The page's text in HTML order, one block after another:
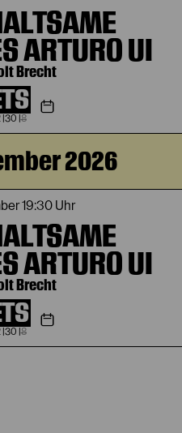
ARTURO UI
Brecht
30 |8
2026
19:30 Uhr
ARTURO UI
Brecht
30 |8